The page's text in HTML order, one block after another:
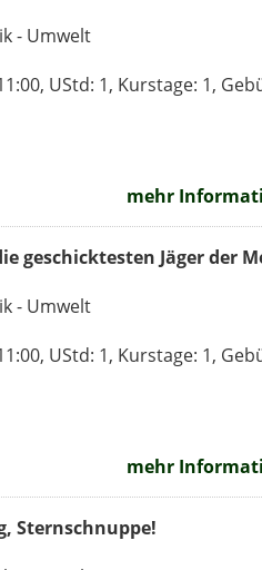
- Umwelt
UStd: 1, Kurstage: 1,
mehr
geschicktesten Jäger der
- Umwelt
UStd: 1, Kurstage: 1,
mehr
Sternschnuppe!